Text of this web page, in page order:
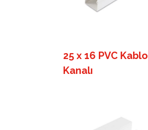
25 x 16 PVC Kablo
Kanalı